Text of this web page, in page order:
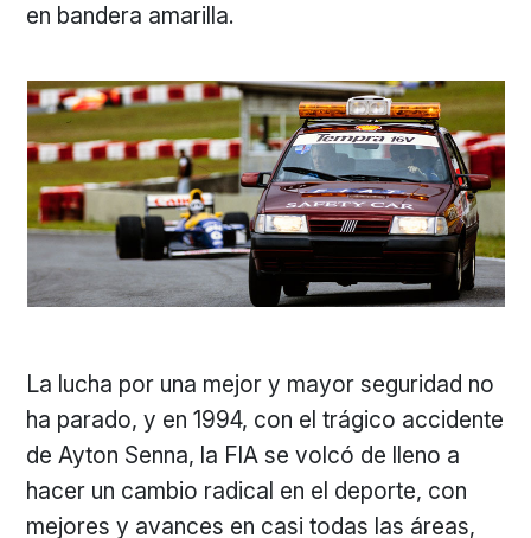
en bandera amarilla.
La lucha por una mejor y mayor seguridad no
ha parado, y en 1994, con el trágico accidente
de Ayton Senna, la FIA se volcó de lleno a
hacer un cambio radical en el deporte, con
mejores y avances en casi todas las áreas,